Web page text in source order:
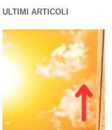
ULTIMI ARTICOLI